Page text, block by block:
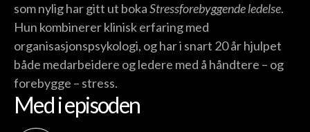
som nylig har gitt ut bokaStressforebyggende ledelse.
Hun kombinerer klinisk erfaring med
organisasjonspsykologi, og har i snart 20 år hjulpet
både medarbeidere og ledere med å håndtere – og
forebygge – stress.
Med i episoden